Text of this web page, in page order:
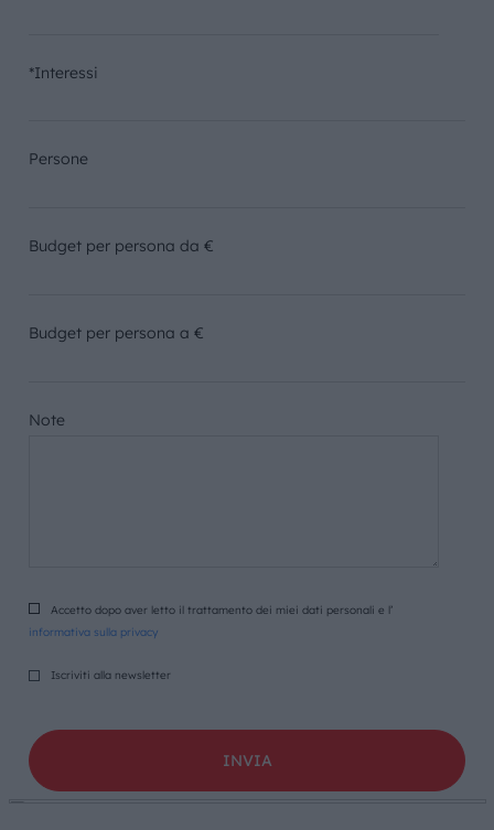
*Interessi
Persone
Budget per persona da €
Budget per persona a €
Note
Accetto dopo aver letto il trattamento dei miei dati personali e l’
informativa sulla privacy
Iscriviti alla newsletter